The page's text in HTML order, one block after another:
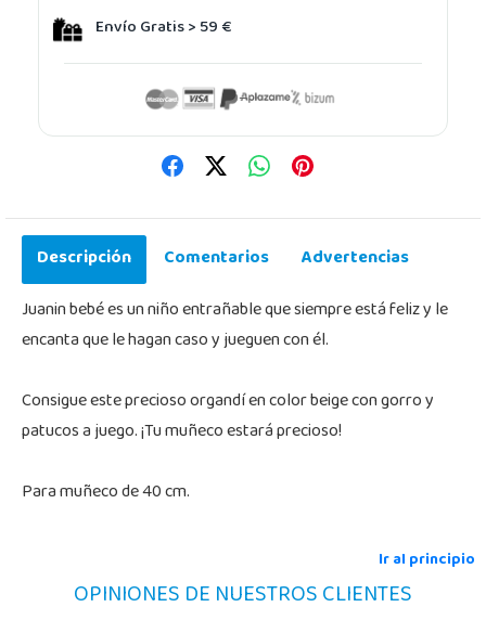
Envío Gratis > 59 €
Descripción Comentarios
Advertencias
Juanin bebé es un niño entrañable que siempre está feliz y le
encanta que le hagan caso y jueguen con él.
Consigue este precioso organdí en color beige con gorro y
patucos a juego. ¡Tu muñeco estará precioso!
Para muñeco de 40 cm.
Ir al principio
OPINIONES DE NUESTROS CLIENTES